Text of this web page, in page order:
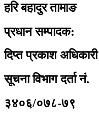
हरि बहादुर तामाङ
प्रधान सम्पादक:
दिप्त प्रकाश अधिकारी
सूचना विभाग दर्ता नं.
३४०६/०७८-७९